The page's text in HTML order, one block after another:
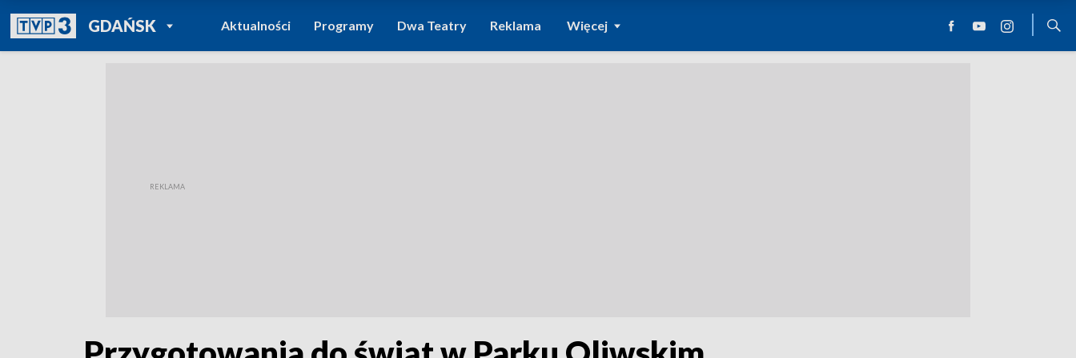
GDAŃSKPOWRÓT DO
TVP REGIONY
Aktualności Programy Dwa Teatry Reklama Więcej